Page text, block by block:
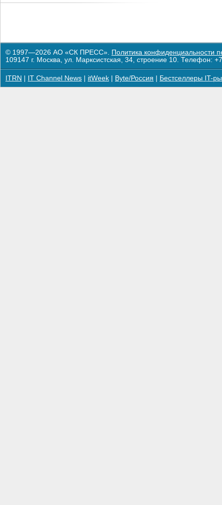
© 1997—2026 АО «СК ПРЕСС». Политика конфиденциальности
109147 г. Москва, ул. Марксистская, 34, строение 10. Телефон:
ITRN IT Channel News itWeek Byte/Россия Бестселлеры IT-